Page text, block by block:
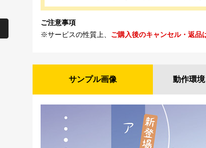
ご注意事項
※サービスの性質上、 ご購入後のキャンセル・返品
サンプル画像 動作環境